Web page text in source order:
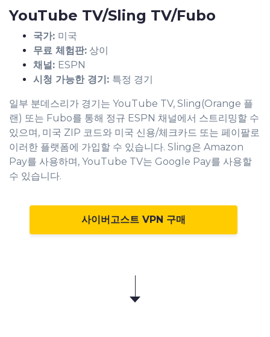
YouTube TV/Sling TV/Fubo
국가: 미국
무료 체험판: 상이
채널: ESPN
시청 가능한 경기: 특정 경기
일부 분데스리가 경기는 YouTube TV, Sling(Orange 플
랜) 또는 Fubo를 통해 정규 ESPN 채널에서 스트리밍할 수
있으며, 미국 ZIP 코드와 미국 신용/체크카드 또는 페이팔로
이러한 플랫폼에 가입할 수 있습니다. Sling은 Amazon
Pay를 사용하며, YouTube TV는 Google Pay를 사용할
수 있습니다.
사이버고스트 VPN 구매